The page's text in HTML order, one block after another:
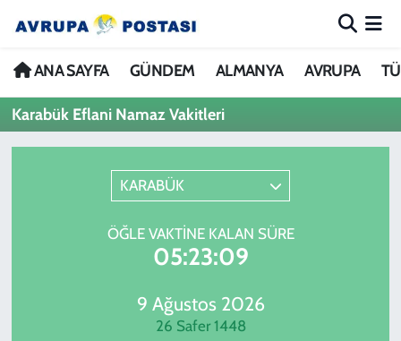
ANA SAYFA GÜNDEM ALMANYA AVRUPA
Karabük Eflani Namaz Vakitleri
KARABÜK
ÖĞLE VAKTINE KALAN SÜRE
05:23:09
9 Ağustos 2026
26 Safer 1448
ANA SAYFA
GÜNDEM
Nöbetçi Eczaneler
Hava Durumu
Trafik Durumu
Avrupa Ligi Puan Durumu ve Fikstür
Tüm Manşetler